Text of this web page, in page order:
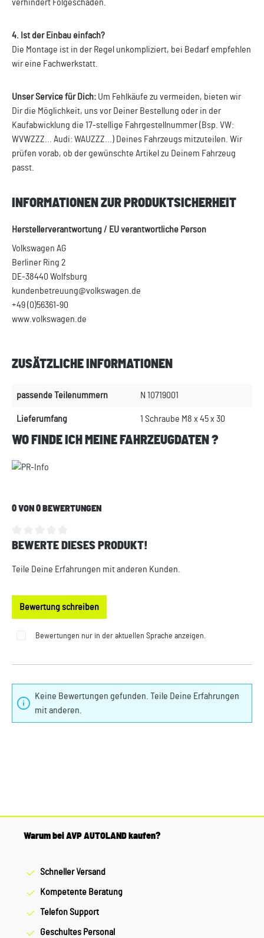
verhindert Folgeschäden.
4. Ist der Einbau einfach?
Die Montage ist in der Regel unkompliziert, bei Bedarf empfehlen
wir eine Fachwerkstatt.
Unser Service für Dich: Um Fehlkäufe zu vermeiden, bieten wir
Dir die Möglichkeit, uns vor Deiner Bestellung oder in der
Kaufabwicklung die 17-stellige Fahrgestellnummer (Bsp. VW:
WVWZZZ... Audi: WAUZZZ...) Deines Fahrzeugs mitzuteilen. Wir
prüfen vorab, ob der gewünschte Artikel zu Deinem Fahrzeug
passt.
INFORMATIONEN ZUR PRODUKTSICHERHEIT
Herstellerverantwortung / EU verantwortliche Person
Volkswagen AG
Berliner Ring 2
DE-38440 Wolfsburg
kundenbetreuung@volkswagen.de
+49 (0)56361-90
www.volkswagen.de
ZUSÄTZLICHE INFORMATIONEN
passende Teilenummern N 10719001
Lieferumfang 1 Schraube M8 x 45 x 30
WO FINDE ICH MEINE FAHRZEUGDATEN ?
0 VON 0 BEWERTUNGEN
Durchschnittliche Bewertung von 0 von 5 Sternen
BEWERTE DIESES PRODUKT!
Teile Deine Erfahrungen mit anderen Kunden.
Bewertung schreiben
Bewertungen nur in der aktuellen Sprache anzeigen.
Keine Bewertungen gefunden. Teile Deine Erfahrungen
mit anderen.
Warum bei AVP AUTOLAND kaufen?
Schneller Versand
Kompetente Beratung
Telefon Support
Geschultes Personal